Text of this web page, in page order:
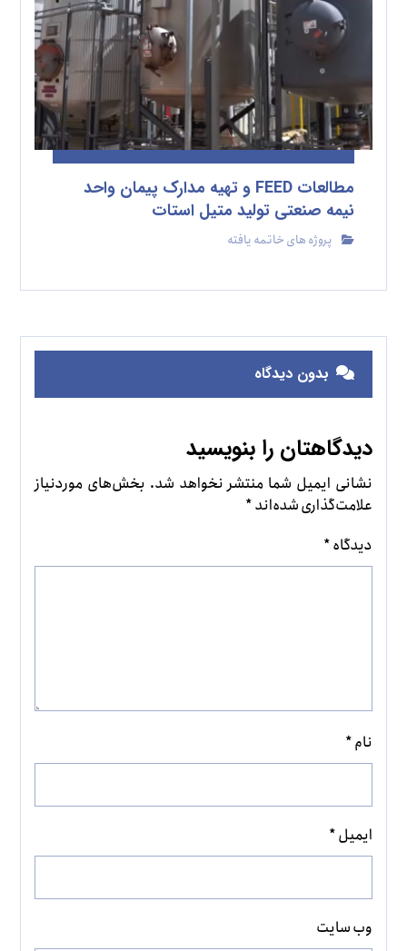
مطالعات FEED و تهیه مدارک پیمان واحد
نیمه صنعتی تولید متیل استات
پروژه های خاتمه یافته
بدون دیدگاه
دیدگاهتان را بنویسید
نشانی ایمیل شما منتشر نخواهد شد. بخش‌های موردنیاز
علامت‌گذاری شده‌اند*
دیدگاه*
نام*
ایمیل*
وب‌ سایت